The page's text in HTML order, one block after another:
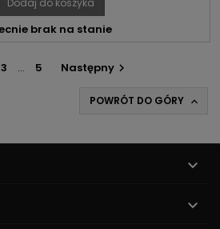
Dodaj do koszyka
brak na stanie
3 … 5 Następny
POWRÓT DO GÓRY 

